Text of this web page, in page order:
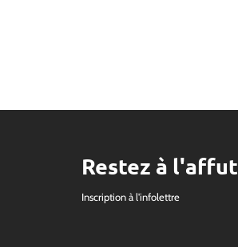
Restez à l'affut
Inscription à l'infolettre